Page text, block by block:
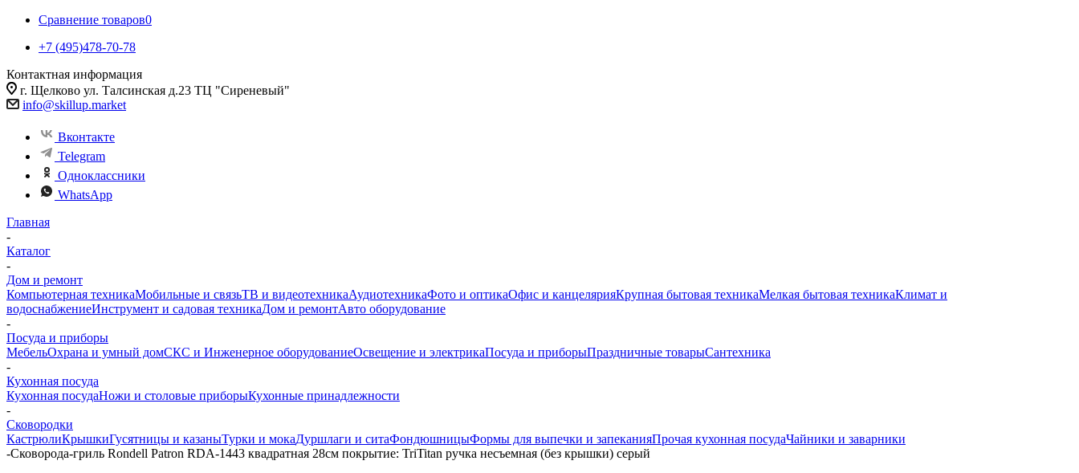
Сравнение товаров0
+7 (495)478-70-78
Контактная информация
г. Щелково ул. Талсинская д.23 ТЦ "Сиреневый"
info@skillup.market
Вконтакте
Telegram
Одноклассники
WhatsApp
Главная
-
Каталог
-
Дом и ремонт
Компьютерная техникаМобильные и связьТВ и видеотехникаАудиотехникаФото и оптикаОфис и канцелярияКрупная бытовая техникаМелкая бытовая техникаКлимат и
водоснабжениеИнструмент и садовая техникаДом и ремонтАвто оборудование
-
Посуда и приборы
МебельОхрана и умный домСКС и Инженерное оборудованиеОсвещение и электрикаПосуда и приборыПраздничные товарыСантехника
-
Кухонная посуда
Кухонная посудаНожи и столовые приборыКухонные принадлежности
-
Сковородки
КастрюлиКрышкиГусятницы и казаныТурки и мокаДуршлаги и ситаФондюшницыФормы для выпечки и запеканияПрочая кухонная посудаЧайники и заварники
-Сковорода-гриль Rondell Patron RDA-1443 квадратная 28см покрытие: TriTitan ручка несъемная (без крышки) серый